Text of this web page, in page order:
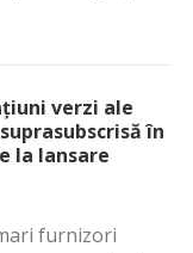
verzi ale
în
la lansare
furnizori